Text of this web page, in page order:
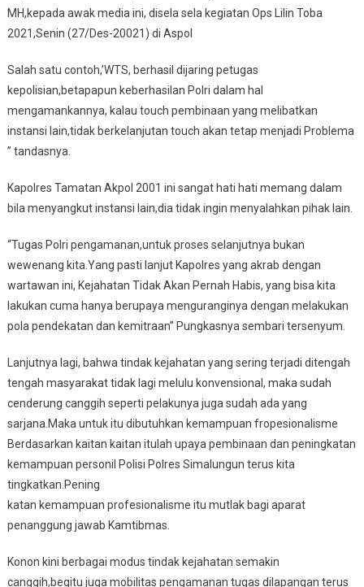
MH,kepada awak media ini, disela sela kegiatan Ops Lilin Toba
2021,Senin (27/Des-20021) di Aspol
Salah satu contoh,’WTS, berhasil dijaring petugas
kepolisian,betapapun keberhasilan Polri dalam hal
mengamankannya, kalau touch pembinaan yang melibatkan
instansi lain,tidak berkelanjutan touch akan tetap menjadi Problema
” tandasnya.
Kapolres Tamatan Akpol 2001 ini sangat hati hati memang dalam
bila menyangkut instansi lain,dia tidak ingin menyalahkan pihak lain.
“Tugas Polri pengamanan,untuk proses selanjutnya bukan
wewenang kita.Yang pasti lanjut Kapolres yang akrab dengan
wartawan ini, Kejahatan Tidak Akan Pernah Habis, yang bisa kita
lakukan cuma hanya berupaya menguranginya dengan melakukan
pola pendekatan dan kemitraan” Pungkasnya sembari tersenyum.
Lanjutnya lagi, bahwa tindak kejahatan yang sering terjadi ditengah
tengah masyarakat tidak lagi melulu konvensional, maka sudah
cenderung canggih seperti pelakunya juga sudah ada yang
sarjana.Maka untuk itu dibutuhkan kemampuan fropesionalisme
Berdasarkan kaitan kaitan itulah upaya pembinaan dan peningkatan
kemampuan personil Polisi Polres Simalungun terus kita
tingkatkan.Pening
katan kemampuan profesionalisme itu mutlak bagi aparat
penanggung jawab Kamtibmas.
Konon kini berbagai modus tindak kejahatan semakin
canggih,begitu juga mobilitas pengamanan tugas dilapangan terus